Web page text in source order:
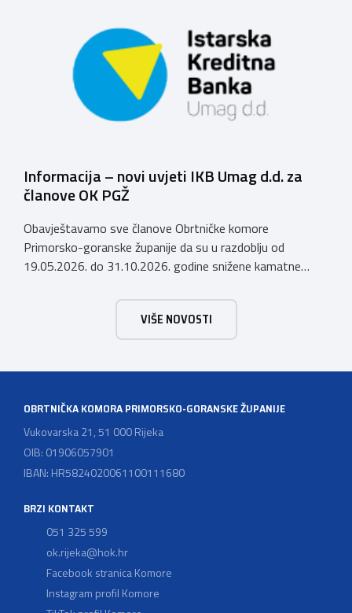
Stručni tim, pojašnjava informacije o solarnoj elektrani,
poticajima, baterijama i opremi. U suradnji sa Udruženjem
obrtnika […]
Informacija – novi uvjeti IKB Umag d.d. za
članove OK PGŽ
Obavještavamo sve članove Obrtničke komore
Primorsko-goranske županije da su u razdoblju od
19.05.2026. do 31.10.2026. godine snižene kamatne
kreditna banka Umag d.d. odobrava članovima Obrtničke
komore Primorsko-goranske županije, a temeljem
Sporazuma o poslovnoj suradnji za 2026. godinu
VIŠE NOVOSTI
OBRTNIČKA KOMORA PRIMORSKO-GORANSKE ŽUPANIJE
Vukovarska 21, 51 000 Rijeka
OIB: 01906057901
IBAN: HR5824020061100111680
BRZI KONTAKT
051 325 599
ok.rijeka@hok.hr
Facebook stranica Komore
Instagram profil Komore